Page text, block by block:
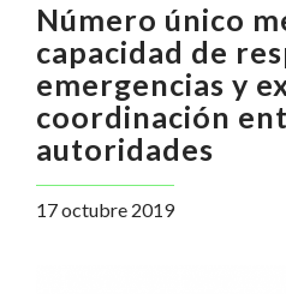
Número único
capacidad de
emergencias y
coordinación
autoridades
17 octubre 2019